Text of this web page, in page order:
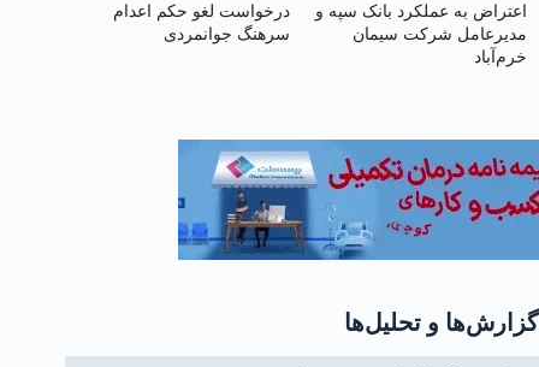
اعتراض به عملکرد بانک سپه و
مدیرعامل شرکت سیمان
خرم‌آباد
درخواست لغو حکم اعدام
سرهنگ جوانمردی
گزارش‌ها و تحلیل‌ها